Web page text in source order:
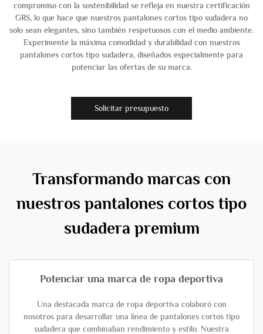
compromiso con la sostenibilidad se refleja en nuestra certificación
GRS, lo que hace que nuestros pantalones cortos tipo sudadera no
solo sean elegantes, sino también respetuosos con el medio ambiente.
Experimente la máxima comodidad y durabilidad con nuestros
pantalones cortos tipo sudadera, diseñados especialmente para
potenciar las ofertas de su marca.
Solicitar presupuesto
Transformando marcas con
nuestros pantalones cortos tipo
sudadera premium
Potenciar una marca de ropa deportiva
Una destacada marca de ropa deportiva colaboró con
nosotros para desarrollar una línea de pantalones cortos tipo
sudadera que combinaban rendimiento y estilo. Nuestra